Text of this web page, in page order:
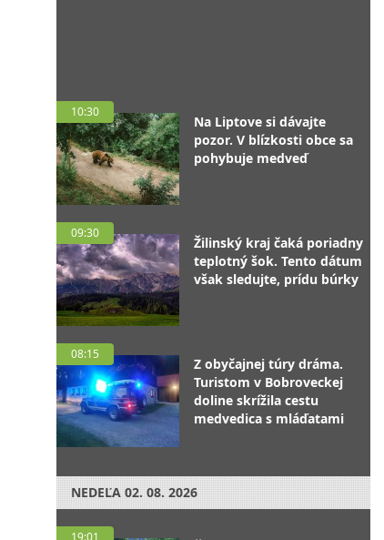
10:30
Na Liptove si dávajte
pozor. V blízkosti obce sa
pohybuje medveď
09:30
Žilinský kraj čaká poriadny
teplotný šok. Tento dátum
však sledujte, prídu búrky
08:15
Z obyčajnej túry dráma.
Turistom v Bobroveckej
doline skrížila cestu
medvedica s mláďatami
NEDEĽA 02. 08. 2026
19:01